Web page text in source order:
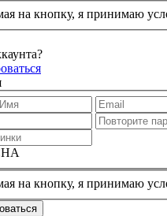
на кнопку, я принимаю
на кнопку, я принимаю